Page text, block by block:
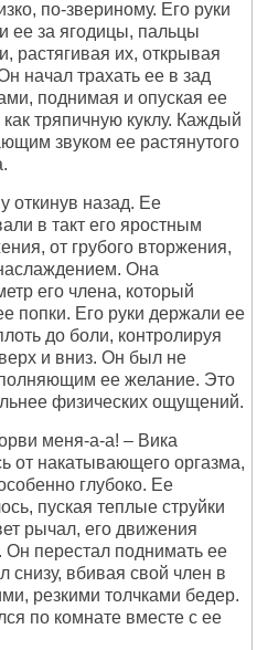
по-звериному. Его руки
ее за ягодицы, пальцы
растягивая их, открывая
начал трахать ее в зад
поднимая и опуская ее
тряпичную куклу. Каждый
звуком ее растянутого
откинув назад. Ее
в такт его яростным
от грубого вторжения,
Она
его члена, который
попки. Его руки держали ее
до боли, контролируя
и вниз. Он был не
ее желание. Это
физических ощущений.
меня-а-а! – Вика
от накатывающего оргазма,
глубоко. Ее
пуская теплые струйки
рычал, его движения
перестал поднимать ее
снизу, вбивая свой член в
резкими толчками бедер.
по комнате вместе с ее